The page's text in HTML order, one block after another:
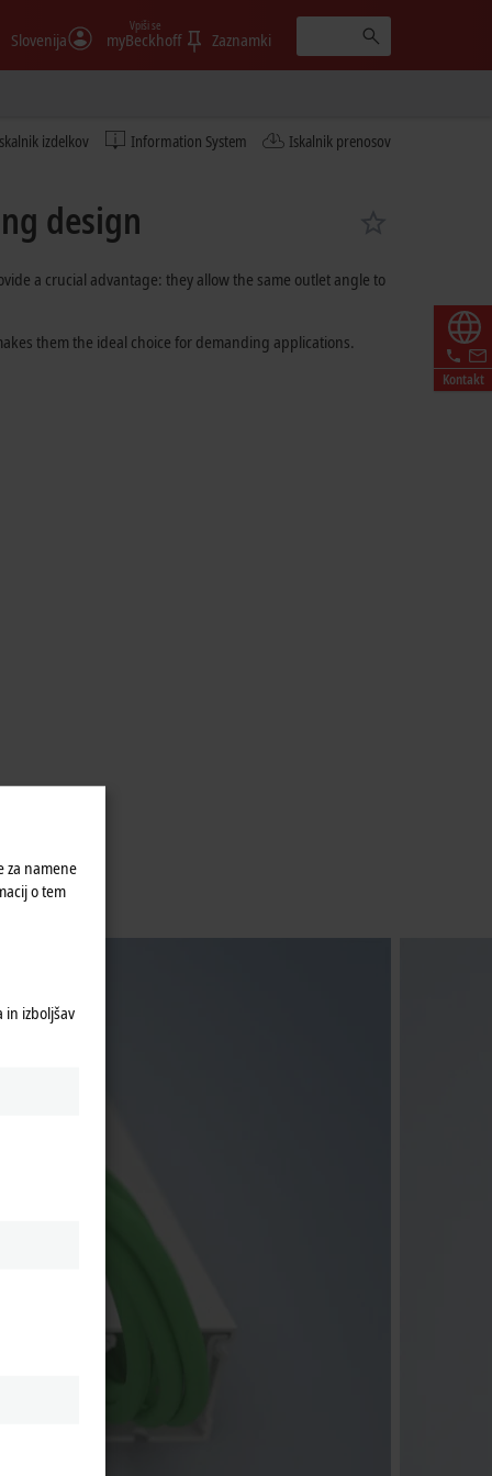
Slovenija myBeckhoff
Vpiši se
Zaznamki
izdelkov Information System Iskalnik prenosov
Kontakt
design
a crucial advantage: they allow the same outlet angle to
them the ideal choice for demanding applications.
za namene
o tem
in izboljšav